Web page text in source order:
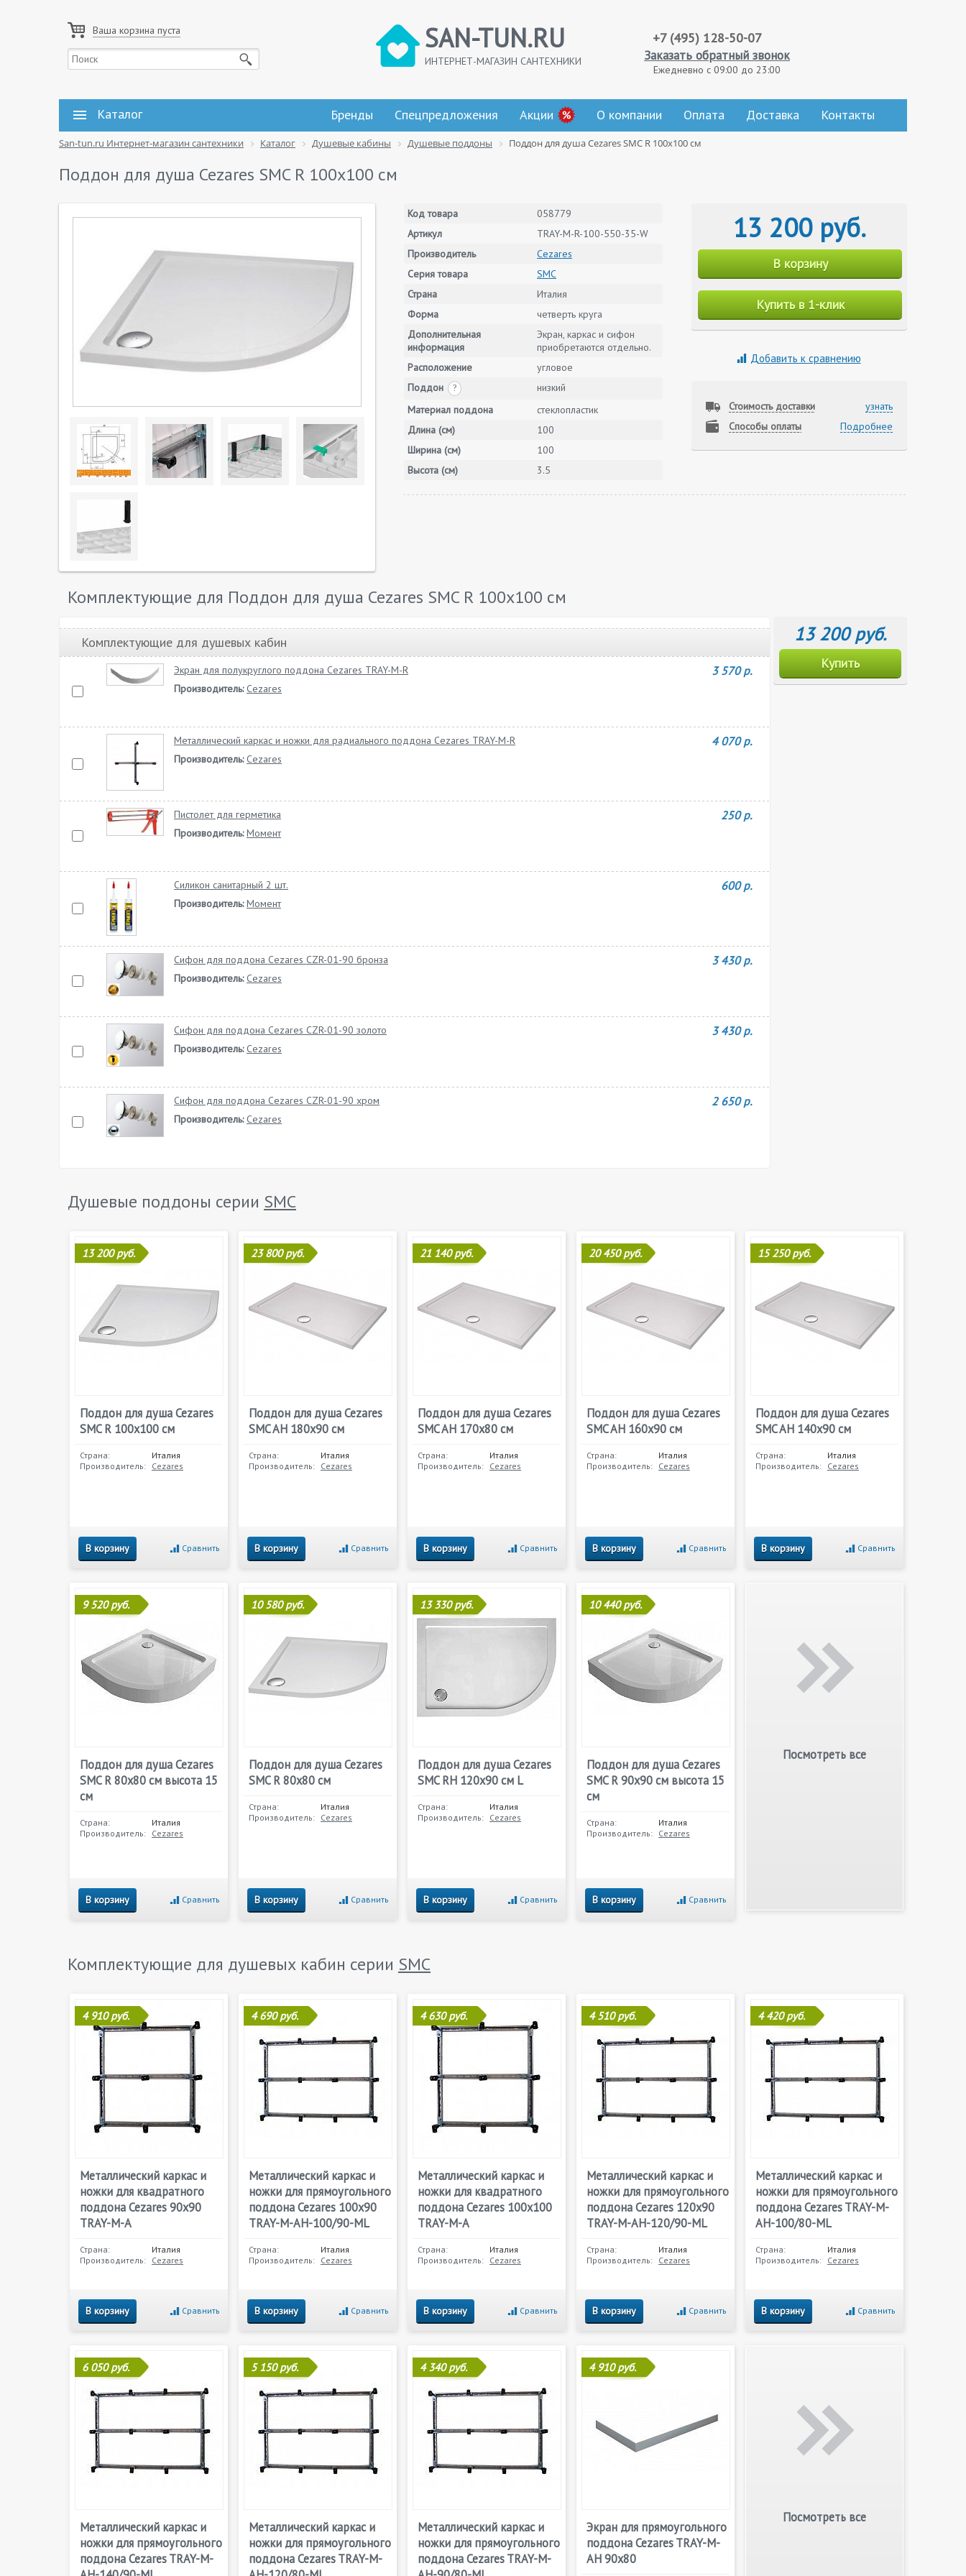
Ваша корзина пуста SAN-TUN.RU
ИНТЕРНЕТ-МАГАЗИН САНТЕХНИКИ
+7 (495) 128-50-07
Заказать обратный звонок
Ежедневно с 09:00 до 23:00
Каталог Бренды Спецпредложения Акции О компании Оплата Доставка Контакты
San-tun.ru Интернет-магазин сантехники Каталог Душевые кабины Душевые поддоны Поддон для душа Cezares SMC R 100x100 см
Поддон для душа Cezares SMC R 100x100 см
Код товара
058779
Артикул
TRAY-M-R-100-550-35-W
Производитель
Cezares
Серия товара
SMC
Страна
Италия
Форма
четверть круга
Дополнительная
информация
Экран, каркас и сифон
приобретаются отдельно.
Расположение
угловое
Поддон
?
низкий
Материал поддона
стеклопластик
Длина (см)
100
Ширина (см)
100
Высота (см)
3.5
13 200 руб.
В корзину
Купить в 1-клик
Добавить к сравнению
Стоимость доставки
узнать
Способы оплаты
Подробнее
Комплектующие для Поддон для душа Cezares SMC R 100x100 см
Комплектующие для душевых кабин
Экран для полукруглого поддона Cezares TRAY-M-R
Производитель: Cezares
3 570 р.
Металлический каркас и ножки для радиального поддона Cezares TRAY-M-R
Производитель: Cezares
4 070 р.
Пистолет для герметика
Производитель: Момент
250 р.
Силикон санитарный 2 шт.
Производитель: Момент
600 р.
Сифон для поддона Cezares CZR-01-90 бронза
Производитель: Cezares
3 430 р.
Сифон для поддона Cezares CZR-01-90 золото
Производитель: Cezares
3 430 р.
Сифон для поддона Cezares CZR-01-90 хром
Производитель: Cezares
2 650 р.
13 200 руб.
Купить
Душевые поддоны серии SMC
13 200 руб.
Поддон для душа Cezares
SMC R 100x100 см
Страна:
Италия
Производитель: Cezares
В корзину Сравнить
23 800 руб.
Поддон для душа Cezares
SMC AH 180x90 см
Страна:
Италия
Производитель: Cezares
В корзину Сравнить
21 140 руб.
Поддон для душа Cezares
SMC AH 170x80 см
Страна:
Италия
Производитель: Cezares
В корзину Сравнить
20 450 руб.
Поддон для душа Cezares
SMC AH 160x90 см
Страна:
Италия
Производитель: Cezares
В корзину Сравнить
15 250 руб.
Поддон для душа Cezares
SMC AH 140x90 см
Страна:
Италия
Производитель: Cezares
В корзину Сравнить
9 520 руб.
Поддон для душа Cezares
SMC R 80x80 см высота 15
см
Страна:
Италия
Производитель: Cezares
В корзину Сравнить
10 580 руб.
Поддон для душа Cezares
SMC R 80x80 см
Страна:
Италия
Производитель: Cezares
В корзину Сравнить
13 330 руб.
Поддон для душа Cezares
SMC RH 120x90 см L
Страна:
Италия
Производитель: Cezares
В корзину Сравнить
10 440 руб.
Поддон для душа Cezares
SMC R 90x90 см высота 15
см
Страна:
Италия
Производитель: Cezares
В корзину Сравнить
Посмотреть все
Комплектующие для душевых кабин серии SMC
4 910 руб.
Металлический каркас и
ножки для квадратного
поддона Cezares 90х90
TRAY-M-A
Страна:
Италия
Производитель: Cezares
В корзину Сравнить
4 690 руб.
Металлический каркас и
ножки для прямоугольного
поддона Cezares 100х90
TRAY-M-AH-100/90-ML
Страна:
Италия
Производитель: Cezares
В корзину Сравнить
4 630 руб.
Металлический каркас и
ножки для квадратного
поддона Cezares 100х100
TRAY-M-A
Страна:
Италия
Производитель: Cezares
В корзину Сравнить
4 510 руб.
Металлический каркас и
ножки для прямоугольного
поддона Cezares 120х90
TRAY-M-AH-120/90-ML
Страна:
Италия
Производитель: Cezares
В корзину Сравнить
4 420 руб.
Металлический каркас и
ножки для прямоугольного
поддона Cezares TRAY-M-
AH-100/80-ML
Страна:
Италия
Производитель: Cezares
В корзину Сравнить
6 050 руб.
Металлический каркас и
ножки для прямоугольного
поддона Cezares TRAY-M-
5 150 руб.
Металлический каркас и
ножки для прямоугольного
поддона Cezares TRAY-M-
4 340 руб.
Металлический каркас и
ножки для прямоугольного
поддона Cezares TRAY-M-
4 910 руб.
Экран для прямоугольного
поддона Cezares TRAY-M-
AH 90х80
Посмотреть все